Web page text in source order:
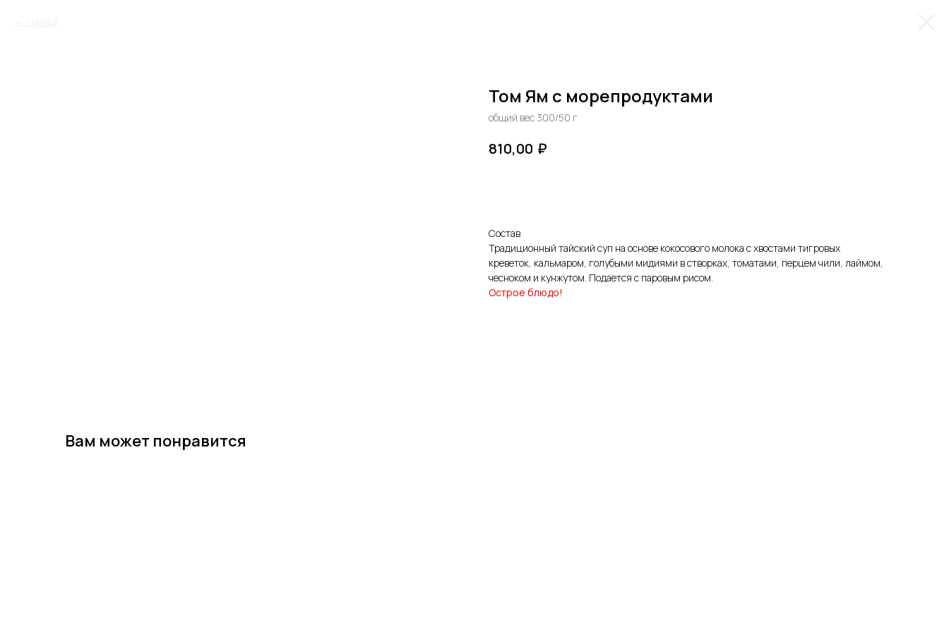
Том Ям с морепродуктами
общий вес 300/50 г
810,00 ₽
Состав
Традиционный тайский суп на основе кокосового молока с хвостами тигровых
креветок, кальмаром, голубыми мидиями в створках, томатами, перцем чили, лаймом,
чесноком и кунжутом. Подается с паровым рисом.
Острое блюдо!
Вам может понравится